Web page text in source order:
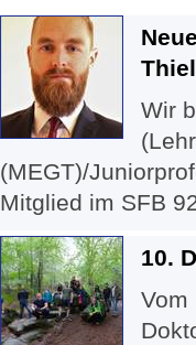
Wir
(MEGT)/
Mitglied im SFB
10.
Vom